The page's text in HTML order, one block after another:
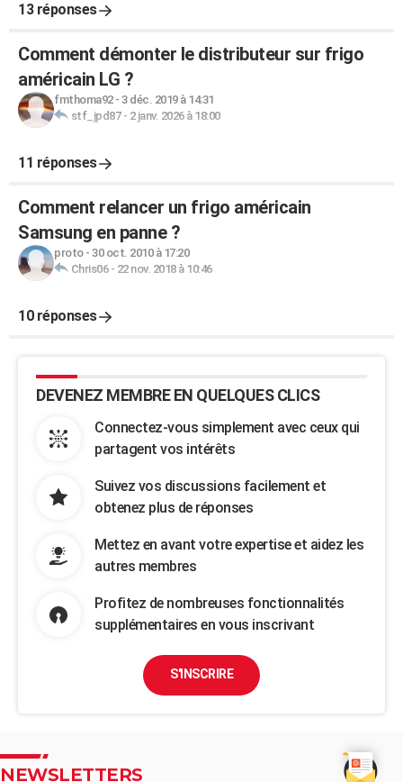
13 réponses
Comment démonter le distributeur sur frigo
américain LG ?
fmthoma92- 3 déc. 2019 à 14:31
stf_jpd87- 2 janv. 2026 à 18:00
11 réponses
Comment relancer un frigo américain
Samsung en panne ?
proto- 30 oct. 2010 à 17:20
Chris06- 22 nov. 2018 à 10:46
10 réponses
DEVENEZ MEMBRE EN QUELQUES CLICS
Connectez-vous simplement avec ceux qui
partagent vos intérêts
Suivez vos discussions facilement et
obtenez plus de réponses
Mettez en avant votre expertise et aidez les
autres membres
Profitez de nombreuses fonctionnalités
supplémentaires en vous inscrivant
S'INSCRIRE
NEWSLETTERS